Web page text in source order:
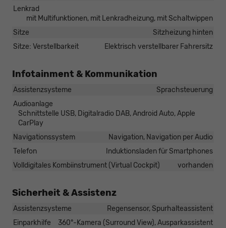
Lenkrad
mit Multifunktionen, mit Lenkradheizung, mit Schaltwippen
Sitze
Sitzheizung hinten
Sitze: Verstellbarkeit
Elektrisch verstellbarer Fahrersitz
Infotainment & Kommunikation
Assistenzsysteme
Sprachsteuerung
Audioanlage
Schnittstelle USB, Digitalradio DAB, Android Auto, Apple
CarPlay
Navigationssystem
Navigation, Navigation per Audio
Telefon
Induktionsladen für Smartphones
Volldigitales Kombiinstrument (Virtual Cockpit)
vorhanden
Sicherheit & Assistenz
Assistenzsysteme
Regensensor, Spurhalteassistent
Einparkhilfe
360°-Kamera (Surround View), Ausparkassistent